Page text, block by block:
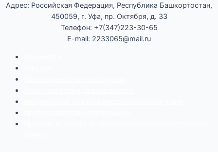
Адрес: Российская Федерация, Республика Башкортостан,
450059, г. Уфа, пр. Октября, д. 33
Телефон: +7(347)223-30-65
E-mail: 2233065@mail.ru